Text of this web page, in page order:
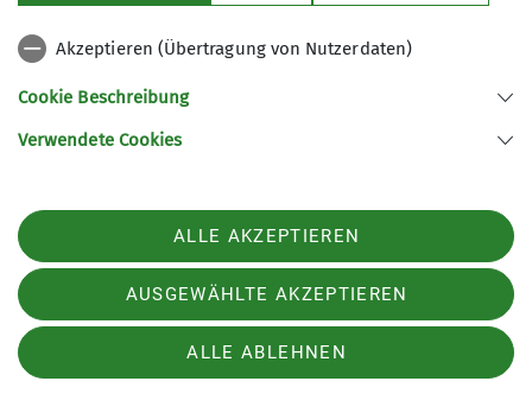
Programm
90762 Fürth
Telefon +499117437033
Datenschutz-Einstellungen
Datenschutz
Akzeptieren (Übertragung von Nutzerdaten)
Cookie Beschreibung
Verwendete Cookies
ALLE AKZEPTIEREN
AUSGEWÄHLTE AKZEPTIEREN
ALLE ABLEHNEN